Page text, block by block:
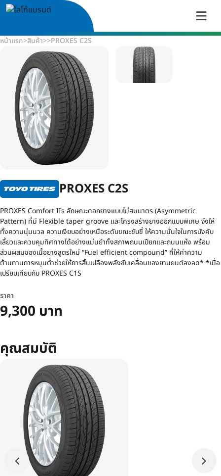
หน้าแรก>สินค้า>>PROXES C2S
PROXES C2S
PROXES Comfort IIs ลักษณะดอกยางแบบไม่สมมาตร (Asymmetric
Pattern) ที่มี Flexible taper groove และโครงสร้างยางออกแบบพิเศษ จึงให้
ทั้งความนุ่มนวล ความเงียบอย่างเหนือระดับขณะขับขี่ ให้ความมั่นใจในการบังคับ
เลี้ยวและควบคุมทิศทางได้อย่างแม่นยำทั้งสภาพถนนเปียกและถนนแห้ง พร้อม
ส่วนผสมของเนื้อยางสูตรใหม่ “Fuel efficient compound” ที่ให้ค่าความ
ต้านทานการหมุนต่ำช่วยให้การสิ้นเปลืองพลังขับเคลื่อนของยานยนต์ลงลด* *เมื่อ
เปรียบเทียบกับ PROXES C1S
ราคา
9,300 บาท
คุณสมบัติ